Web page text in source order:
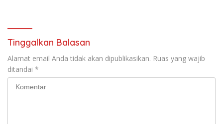
Tinggalkan Balasan
Alamat email Anda tidak akan dipublikasikan. Ruas yang wajib
ditandai *